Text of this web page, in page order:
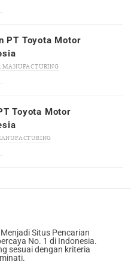
PT Toyota Motor
MANUFACTURING
Toyota Motor
Situs Pencarian
No. 1 di Indonesia.
sesuai dengan kriteria